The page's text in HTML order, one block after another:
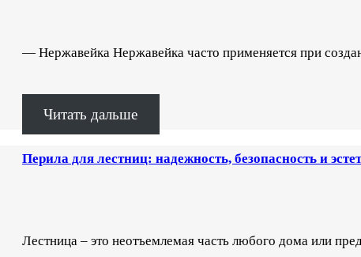
— Нержавейка Нержавейка часто применяется при
Читать дальше
Перила для лестниц: надежность, безопасность и
Лестница – это неотъемлемая часть любого дома или